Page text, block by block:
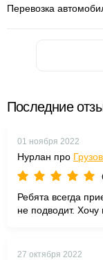
Перевозка
Последние
01 ноября 2022
Нурлан про
Ребята всегда
не подводит. Хочу
27 октября 2022